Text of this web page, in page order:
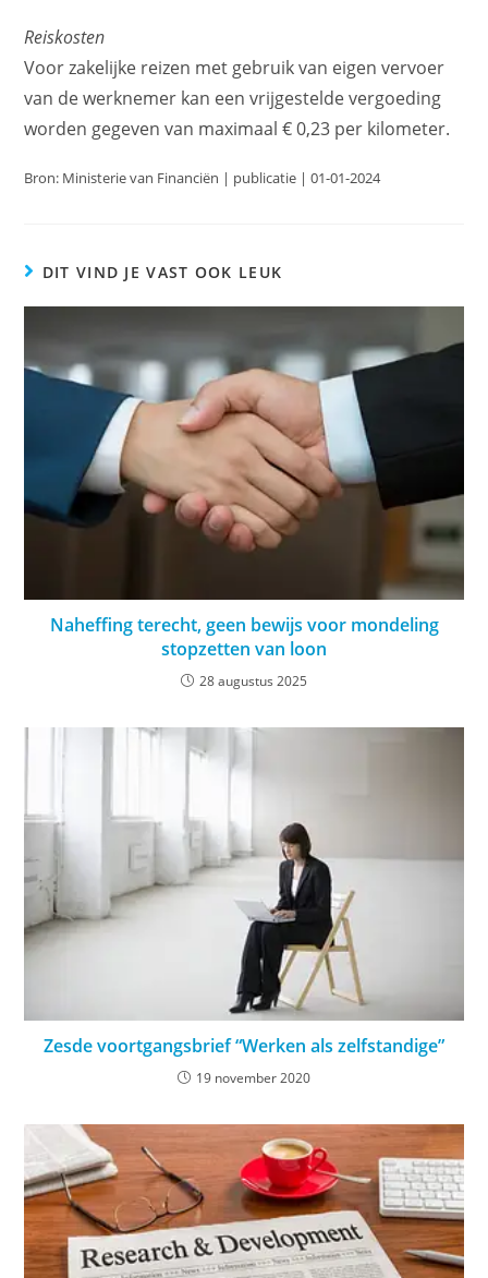
Reiskosten
Voor zakelijke reizen met gebruik van eigen vervoer
van de werknemer kan een vrijgestelde vergoeding
worden gegeven van maximaal € 0,23 per kilometer.
Bron: Ministerie van Financiën | publicatie | 01-01-2024
DIT VIND JE VAST OOK LEUK
Naheffing terecht, geen bewijs voor mondeling
stopzetten van loon
28 augustus 2025
Zesde voortgangsbrief “Werken als zelfstandige”
19 november 2020